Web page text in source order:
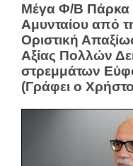
Μέγα Φ/Β Πάρκα
Αμυνταίου από
Οριστική
Αξίας Πολλών
στρεμμάτων
(Γράφει ο